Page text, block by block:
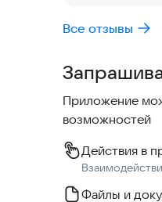
Волга, Москвич,
автопарке 150
лада баклажан
Приятная 3D-
дополняют
Все отзывы
Приложение
возможностей
Действия в
Файлы и